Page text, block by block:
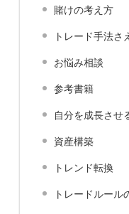
賭けの考え方
トレード手法さ
お悩み相談
参考書籍
自分を成長させ
資産構築
トレンド転換
トレードルール